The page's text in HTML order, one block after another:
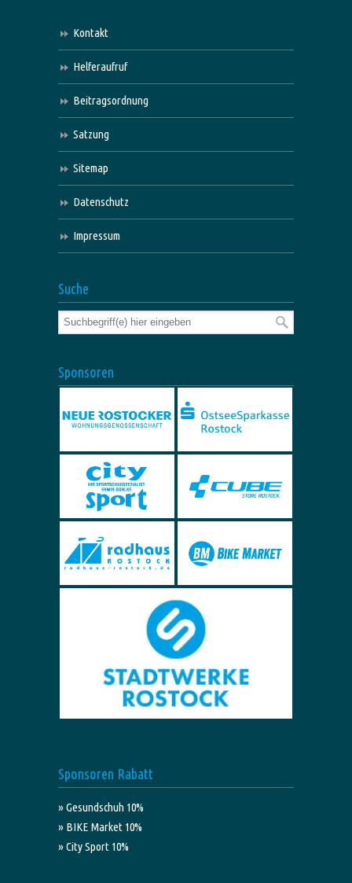
Kontakt
Helferaufruf
Beitragsordnung
Satzung
Sitemap
Datenschutz
Impressum
Suche
Sponsoren
Sponsoren Rabatt
» Gesundschuh 10%
» BIKE Market 10%
» City Sport 10%